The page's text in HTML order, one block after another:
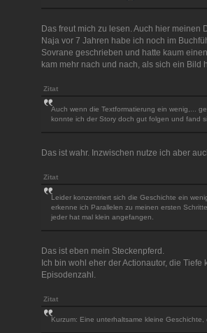
Das freut mich zu lesen. Auch hier meinen
Naja vor 7 Jahren habe ich noch im
Sovrane geschrieben und hatte kaum
kam mehr nach und nach, als sich ein Bild
Zitat
Auch wenn die Textformatierung ein wenig,...
konnte ich der Story doch gut folgen und fand
Das ist wahr. Inzwischen nutze ich aber
Zitat
Leider konzentriert sich die Geschichte ein
erkenne ich Parallelen zu meinen ersten
jeder hat mal klein angefangen.
Das ist eben mein Steckenpferd.
Ich bin wohl eher der Actionautor, die
Episodenzahl.
Zitat
Kurzum: Eine unterhaltsame kleine